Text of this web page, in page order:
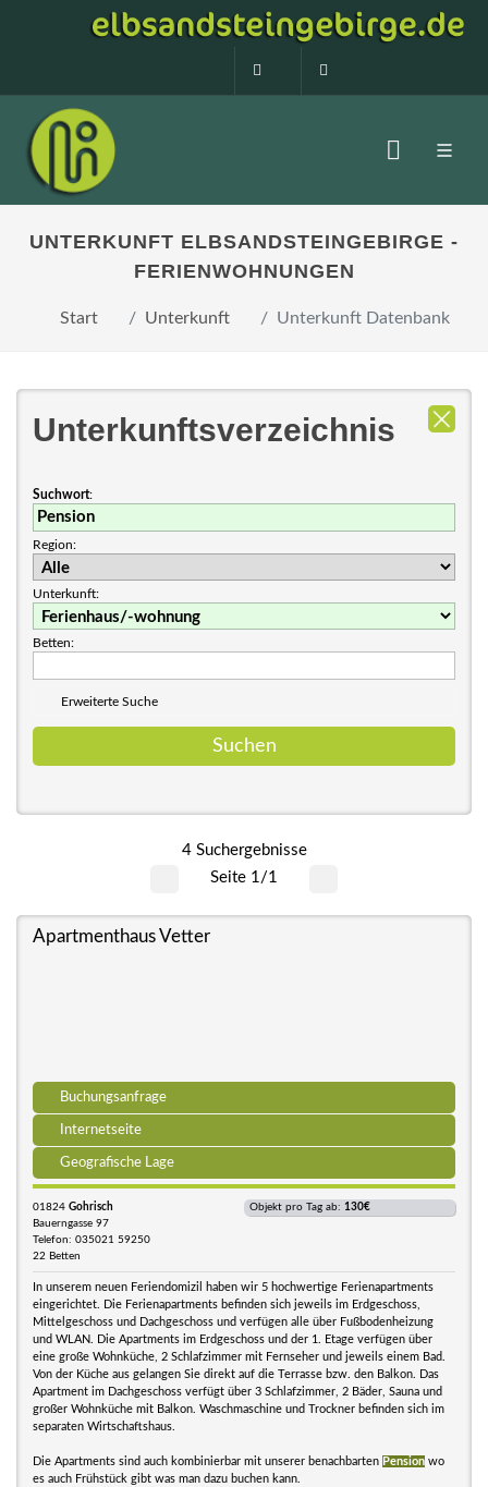
0160 99873408
UNTERKUNFT ELBSANDSTEINGEBIRGE -
FERIENWOHNUNGEN
Start Unterkunft Unterkunft Datenbank
Unterkunftsverzeichnis
Suchwort:
Region:
Unterkunft:
Betten:
Erweiterte Suche
4 Suchergebnisse
Seite 1/1
Apartmenthaus Vetter
Buchungsanfrage
Internetseite
Geografische Lage
01824 Gohrisch
Bauerngasse 97
Telefon: 035021 59250
22 Betten
Objekt pro Tag ab: 130€
In unserem neuen Feriendomizil haben wir 5 hochwertige Ferienapartments
eingerichtet. Die Ferienapartments befinden sich jeweils im Erdgeschoss,
Mittelgeschoss und Dachgeschoss und verfügen alle über Fußbodenheizung
und WLAN. Die Apartments im Erdgeschoss und der 1. Etage verfügen über
eine große Wohnküche, 2 Schlafzimmer mit Fernseher und jeweils einem Bad.
Von der Küche aus gelangen Sie direkt auf die Terrasse bzw. den Balkon. Das
Apartment im Dachgeschoss verfügt über 3 Schlafzimmer, 2 Bäder, Sauna und
großer Wohnküche mit Balkon. Waschmaschine und Trockner befinden sich im
separaten Wirtschaftshaus.
Die Apartments sind auch kombinierbar mit unserer benachbarten Pension wo
es auch Frühstück gibt was man dazu buchen kann.